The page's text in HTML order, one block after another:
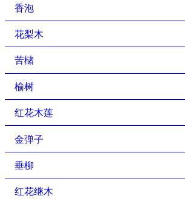
香泡
花梨木
苦槠
榆树
红花木莲
金弹子
垂柳
红花继木